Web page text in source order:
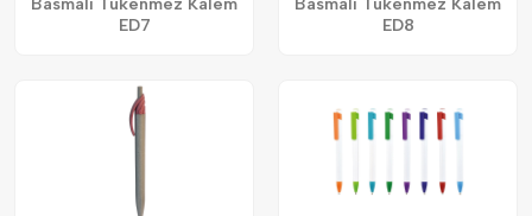
Basmalı Tükenmez Kalem
ED7
Basmalı Tükenmez Kalem
ED8